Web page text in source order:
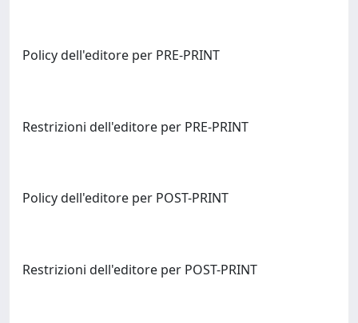
Policy dell'editore per PRE-PRINT
Restrizioni dell'editore per PRE-PRINT
Policy dell'editore per POST-PRINT
Restrizioni dell'editore per POST-PRINT